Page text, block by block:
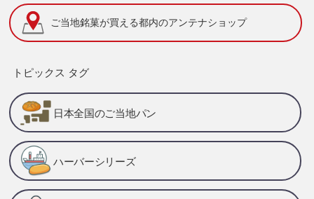
ご当地銘菓が買える都内のアンテナショップ
トピックス タグ
日本全国のご当地パン
ハーバーシリーズ